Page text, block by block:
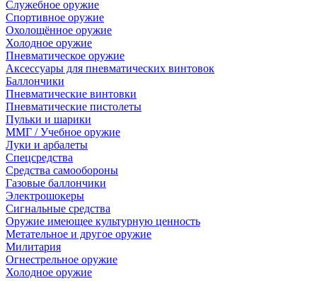
Служебное оружие
Спортивное оружие
Охолощённое оружие
Холодное оружие
Пневматическое оружие
Аксессуары для пневматических винтовок
Баллончики
Пневматические винтовки
Пневматические пистолеты
Пульки и шарики
ММГ / Учебное оружие
Луки и арбалеты
Спецсредства
Средства самообороны
Газовые баллончики
Электрошокеры
Сигнальные средства
Оружие имеющее культурную ценность
Метательное и другое оружие
Милитария
Огнестрельное оружие
Холодное оружие